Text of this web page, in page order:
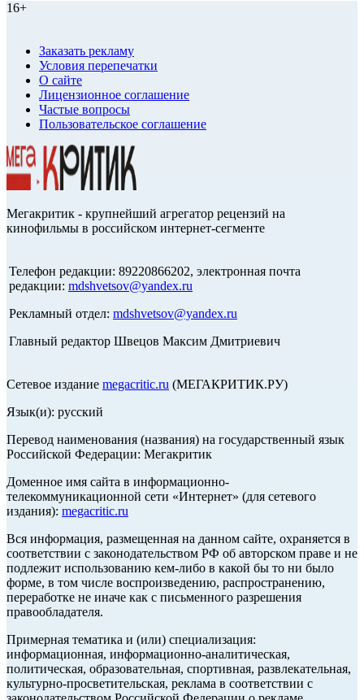
16+
Заказать рекламу
Условия перепечатки
О сайте
Лицензионное соглашение
Частые вопросы
Пользовательское соглашение
Мегакритик - крупнейший агрегатор рецензий на
кинофильмы в российском интернет-сегменте
Телефон редакции: 89220866202, электронная почта
редакции: mdshvetsov@yandex.ru
Рекламный отдел: mdshvetsov@yandex.ru
Главный редактор Швецов Максим Дмитриевич
Сетевое издание megacritic.ru (МЕГАКРИТИК.РУ)
Язык(и): русский
Перевод наименования (названия) на государственный язык
Российской Федерации: Мегакритик
Доменное имя сайта в информационно-
телекоммуникационной сети «Интернет» (для сетевого
издания): megacritic.ru
Вся информация, размещенная на данном сайте, охраняется в
соответствии с законодательством РФ об авторском праве и не
подлежит использованию кем-либо в какой бы то ни было
форме, в том числе воспроизведению, распространению,
переработке не иначе как с письменного разрешения
правообладателя.
Примерная тематика и (или) специализация:
информационная, информационно-аналитическая,
политическая, образовательная, спортивная, развлекательная,
культурно-просветительская, реклама в соответствии с